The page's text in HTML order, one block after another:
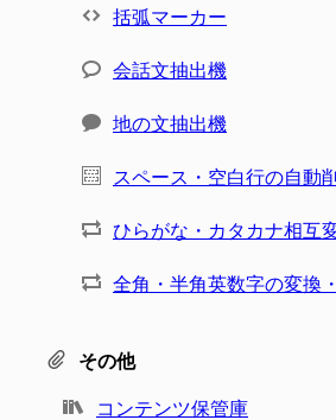
括弧マーカー
会話文抽出機
地の文抽出機
スペース・空白行の自動
ひらがな・カタカナ相互
全角・半角英数字の変換
その他
コンテンツ保管庫